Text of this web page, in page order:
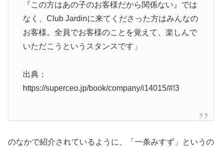
『この方はあの子のお客様だから関係ない』では
なく、Club Jardinに来てくださった方はみんなの
お客様。全員でお客様のことを覚えて、楽しんで
いただこうというスタンスです」
出典：
https://superceo.jp/book/company/i14015/#!3
のなかで紹介されているように、「一条みすず」というの